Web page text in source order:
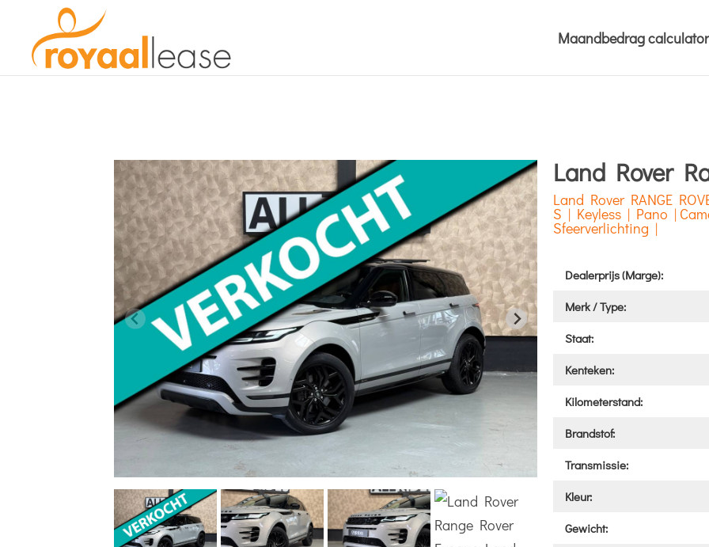
Maandbedrag calculator
Land Rover
Land Rover RANGE
S | Keyless | Pano |
Sfeerverlichting |
Dealerprijs (Marge):
Merk / Type:
Staat:
Kenteken:
Kilometerstand:
Brandstof:
Transmissie:
Kleur:
Gewicht: